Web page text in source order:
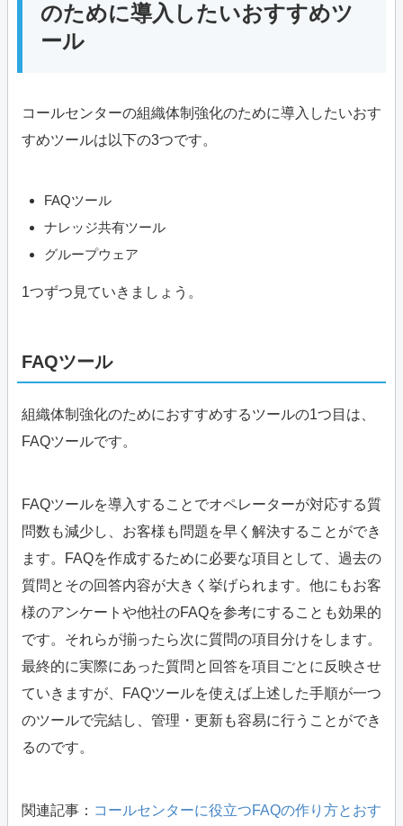
のために導入したいおすすめツ
ール
コールセンターの組織体制強化のために導入したいおす
すめツールは以下の3つです。
FAQツール
ナレッジ共有ツール
グループウェア
1つずつ見ていきましょう。
FAQツール
組織体制強化のためにおすすめするツールの1つ目は、
FAQツールです。
FAQツールを導入することでオペレーターが対応する質
問数も減少し、お客様も問題を早く解決することができ
ます。FAQを作成するために必要な項目として、過去の
質問とその回答内容が大きく挙げられます。他にもお客
様のアンケートや他社のFAQを参考にすることも効果的
です。それらが揃ったら次に質問の項目分けをします。
最終的に実際にあった質問と回答を項目ごとに反映させ
ていきますが、FAQツールを使えば上述した手順が一つ
のツールで完結し、管理・更新も容易に行うことができ
るのです。
関連記事： コールセンターに役立つFAQの作り方とおす